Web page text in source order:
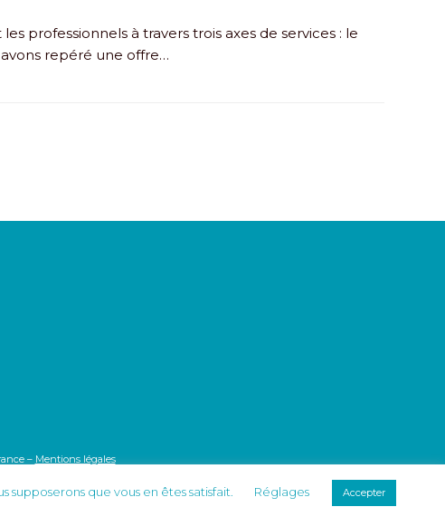
professionnels à travers trois axes de services : le
repéré une offre…
– Mentions légales
que vous en êtes satisfait. Réglages Accepter